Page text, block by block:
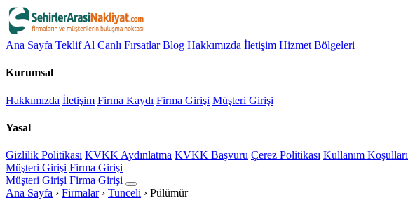
Ana Sayfa Teklif Al Canlı Fırsatlar Blog Hakkımızda İletişim Hizmet Bölgeleri
Kurumsal
Hakkımızda İletişim Firma Kaydı Firma Girişi Müşteri Girişi
Yasal
Gizlilik Politikası KVKK Aydınlatma KVKK Başvuru Çerez Politikası Kullanım Koşulları
Müşteri Girişi Firma Girişi
Müşteri Girişi Firma Girişi
Ana Sayfa › Firmalar › Tunceli › Pülümür